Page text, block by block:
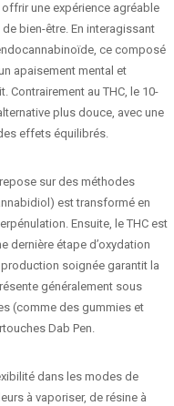
une expérience agréable
bien-être. En interagissant
ce composé
apaisement mental et
Contrairement au THC, le 10-
plus douce, avec une
effets équilibrés.
repose sur des méthodes
est transformé en
Ensuite, le THC est
dernière étape d’oxydation
soignée garantit la
généralement sous
(comme des gummies et
Dab Pen.
dans les modes de
à vaporiser, de résine à